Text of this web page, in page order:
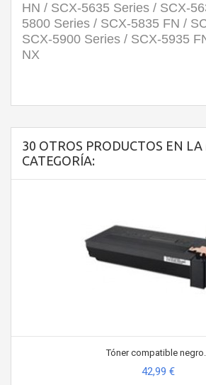
HN / SCX-5635 Series / SCX-
5800 Series / SCX-5835 FN /
SCX-5900 Series / SCX-5935
NX
30 OTROS PRODUCTOS EN LA
CATEGORÍA:
Tóner compatible
42,99 €